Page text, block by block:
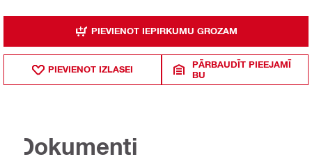
PIEVIENOT IEPIRKUMU GROZAM
PIEVIENOT IZLASEI
PĀRBAUDĪT PIEEJAMĪ
BU
Dokumenti